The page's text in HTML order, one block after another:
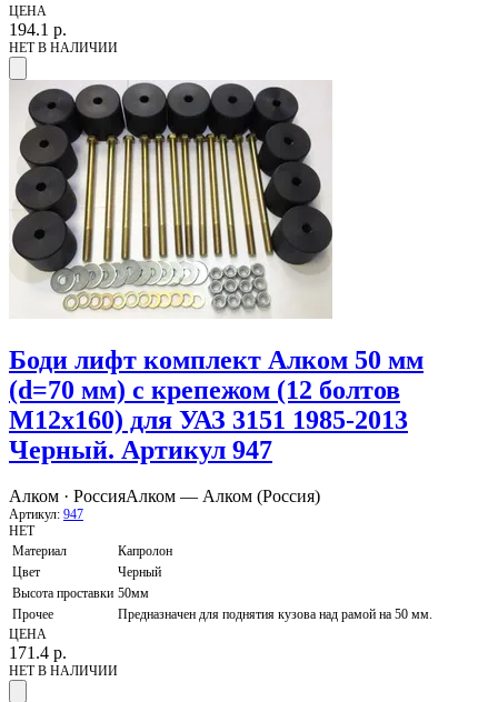
ЦЕНА
194.1 р.
НЕТ В НАЛИЧИИ
Боди лифт комплект Алком 50 мм
(d=70 мм) с крепежом (12 болтов
М12x160) для УАЗ 3151 1985-2013
Черный. Артикул 947
Алком · РоссияАлком — Алком (Россия)
Артикул: 947
НЕТ
Материал
Капролон
Цвет
Черный
Высота проставки 50мм
Прочее
Предназначен для поднятия кузова над рамой на 50 мм.
ЦЕНА
171.4 р.
НЕТ В НАЛИЧИИ